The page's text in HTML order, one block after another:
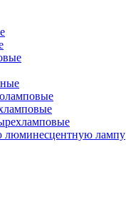
люминесцентную лампу